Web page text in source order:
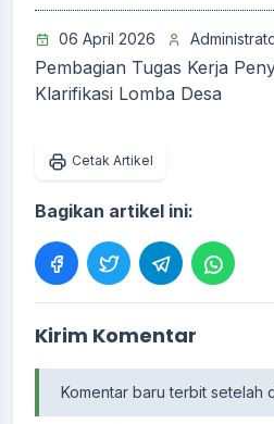
06 April 2026
Pembagian Tugas Kerja
Klarifikasi Lomba Desa
Cetak Artikel
Bagikan artikel ini:
Kirim Komentar
Komentar baru terbit setelah